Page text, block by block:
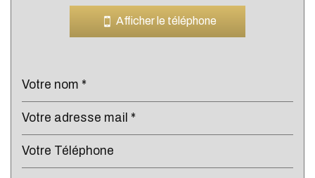
Lycée
Afficher le téléphone